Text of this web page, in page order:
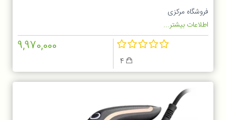
فروشگاه مرکزی
اطلاعات بیشتر...
4
9,970,000